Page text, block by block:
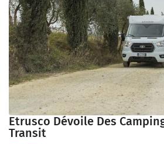
Etrusco Dévoile Des
Transit